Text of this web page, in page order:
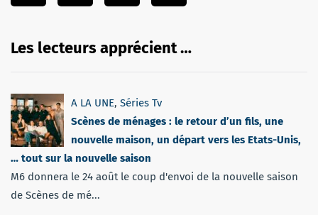
Les lecteurs apprécient …
A LA UNE, Séries Tv
Scènes de ménages : le retour d’un fils, une
nouvelle maison, un départ vers les Etats-Unis,
… tout sur la nouvelle saison
M6 donnera le 24 août le coup d'envoi de la nouvelle saison
de Scènes de mé...